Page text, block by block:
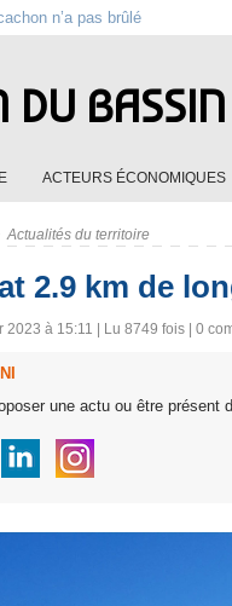
n’a pas brûlé
DU
ACTEURS ÉCONOMIQUES
Actualités du territoire
2.9 km de
à 15:11 | Lu 8749 fois | 0
une actu ou être